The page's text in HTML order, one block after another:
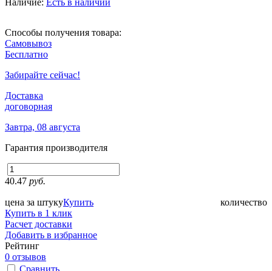
Способы получения товара:
Самовывоз
Бесплатно
Забирайте сейчас!
Доставка
договорная
Завтра, 08 августа
Гарантия производителя
40.47 руб.
цена за штуку количество
Купить
Купить в 1 клик
Расчет доставки
Добавить в избранное
Рейтинг
0 отзывов
Сравнить